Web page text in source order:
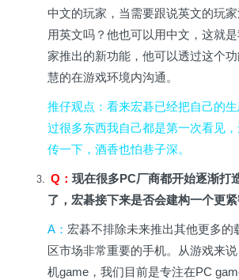
中文的玩家，当需要跟说英文的玩
用英文吗？他也可以用中文，这就
家推出的新功能，他可以透过这个
慧的在游戏环境内沟通 。
推仔观点 ：看来宏碁已经把自己的
过很多东西我自己都是第一次看见
传一下，酒香也怕巷子深。
Q ： 现在很多PC厂商都开始逐渐打
了，宏碁接下来是否会建构一个更紧
A ： 宏碁不排除未来推出其他更多的
区市场非常重要的手机。从游戏来
机game，我们目前是专注在PC